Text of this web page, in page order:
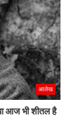
आलेख
आज भी शीतल है